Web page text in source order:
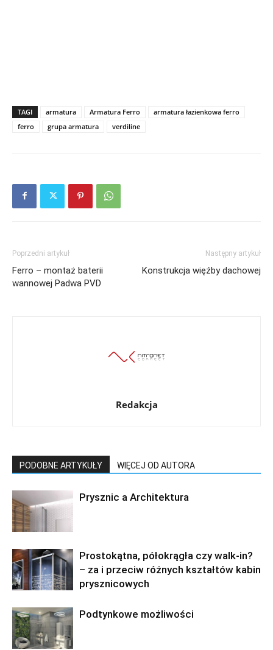
TAGI armatura Armatura Ferro
armatura łazienkowa ferro
ferro
grupa armatura verdiline
Poprzedni artykuł
Ferro – montaż baterii
wannowej Padwa PVD
Następny artykuł
Konstrukcja więźby dachowej
Redakcja
PODOBNE ARTYKUŁY WIĘCEJ OD AUTORA
Prysznic a Architektura
Prostokątna, półokrągła czy walk-in?
– za i przeciw różnych kształtów kabin
prysznicowych
Podtynkowe możliwości